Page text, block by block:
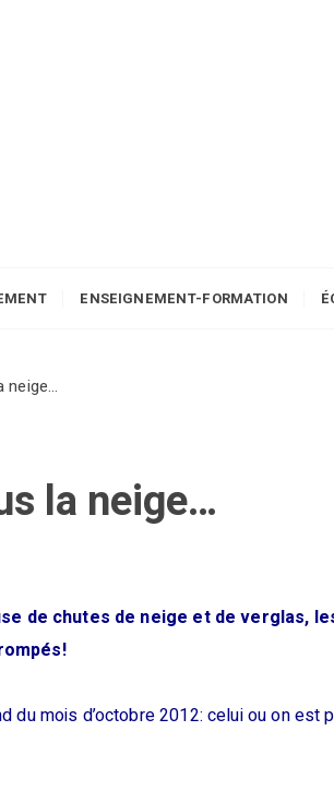
ENSEIGNEMENT-FORMATION
neige…
la neige…
de chutes de neige et de verglas,
mois d’octobre 2012: celui ou on est